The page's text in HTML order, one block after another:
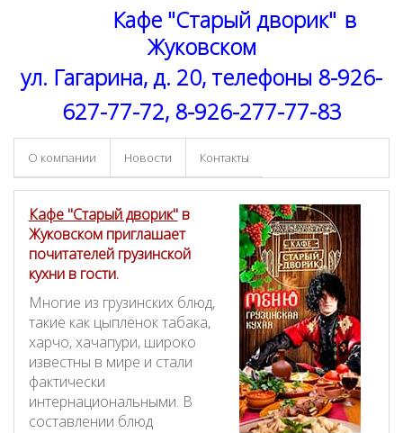
Кафе "Старый дворик" в
Жуковском
ул. Гагарина, д. 20, телефоны 8-926-
627-77-72, 8-926-277-77-83
О компании Новости Контакты
Кафе "Старый дворик"в
Жуковском приглашает
почитателей грузинской
кухни в гости.
Многие из грузинских блюд,
такие как цыплёнок табака,
харчо, хачапури, широко
известны в мире и стали
фактически
интернациональными. В
составлении блюд